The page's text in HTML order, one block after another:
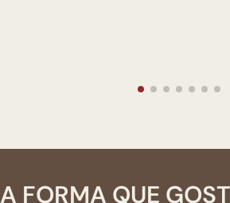
FORMA QUE